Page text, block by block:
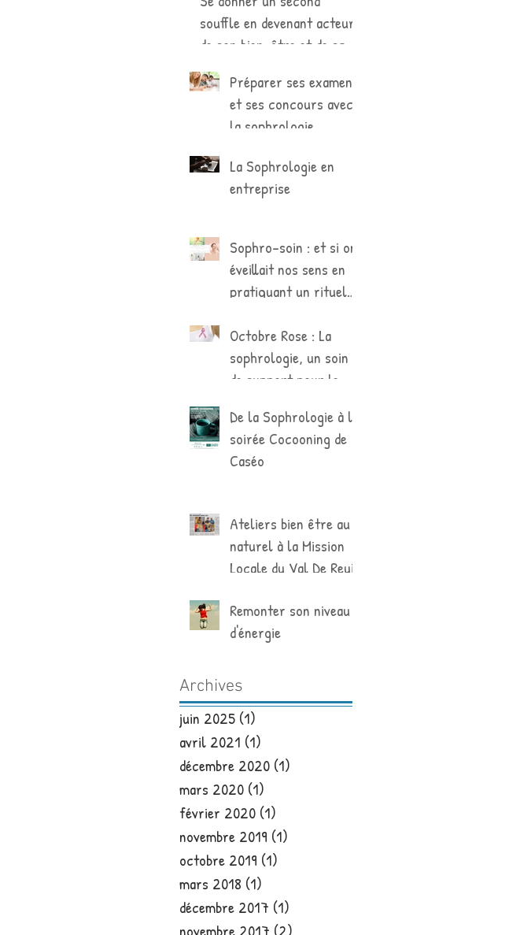
souffle en devenant acteur
de son bien-être et de sa
propre santé
Préparer ses examens
et ses concours avec
la sophrologie
La Sophrologie en
entreprise
Sophro-soin : et si on
éveillait nos sens en
pratiquant un rituel
Octobre Rose : La
sophrologie, un soin
de support pour le
De la Sophrologie à la
soirée Cocooning de
Caséo
Ateliers bien être au
naturel à la Mission
Locale du Val De Reuil
Remonter son niveau
d'énergie
Archives
juin 2025 (1)
avril 2021 (1)
décembre 2020 (1)
mars 2020 (1)
février 2020 (1)
novembre 2019 (1)
octobre 2019 (1)
mars 2018 (1)
décembre 2017 (1)
novembre 2017 (2)